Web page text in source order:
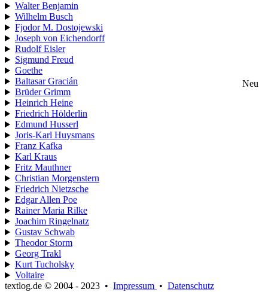
Walter Benjamin
Wilhelm Busch
Fjodor M. Dostojewski
Joseph von Eichendorff
Rudolf Eisler
Sigmund Freud
Goethe
Baltasar Gracián
Neu
Brüder Grimm
Heinrich Heine
Friedrich Hölderlin
Edmund Husserl
Joris-Karl Huysmans
Franz Kafka
Karl Kraus
Fritz Mauthner
Christian Morgenstern
Friedrich Nietzsche
Edgar Allen Poe
Rainer Maria Rilke
Joachim Ringelnatz
Gustav Schwab
Theodor Storm
Georg Trakl
Kurt Tucholsky
Voltaire
textlog.de © 2004 - 2023 • Impressum • Datenschutz